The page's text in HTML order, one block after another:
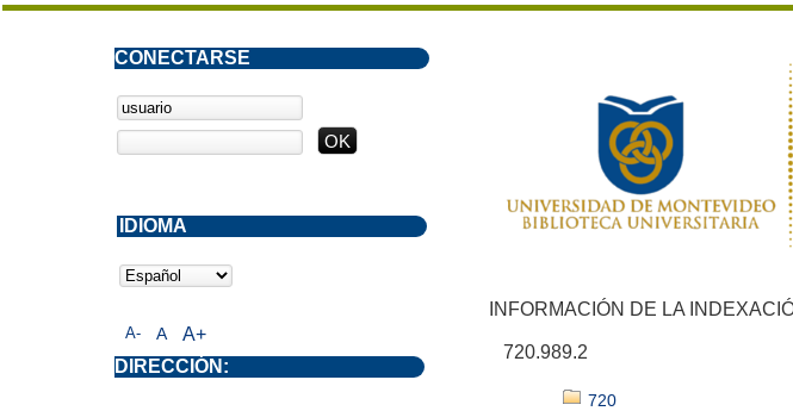
INFORMACIÓN DE LA
720.989.2
720
A- A A+
CONECTARSE
DIRECCIÓN:
IDIOMA